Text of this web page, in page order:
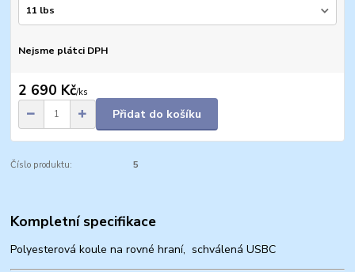
Nejsme plátci DPH
2 690 Kč/ks
Přidat do košíku
Číslo produktu: 5
Kompletní specifikace
Polyesterová koule na rovné hraní, schválená USBC